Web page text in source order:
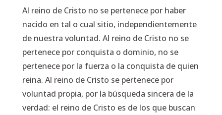
Al reino de Cristo no se pertenece por haber
nacido en tal o cual sitio, independientemente
de nuestra voluntad. Al reino de Cristo no se
pertenece por conquista o dominio, no se
pertenece por la fuerza o la conquista de quien
reina. Al reino de Cristo se pertenece por
voluntad propia, por la búsqueda sincera de la
verdad: el reino de Cristo es de los que buscan